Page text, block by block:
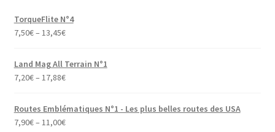
TorqueFlite N°4
7,50€– 13,45€
Land Mag All Terrain N°1
7,20€– 17,88€
Routes Emblématiques N°1 - Les plus belles routes des USA
7,90€– 11,00€